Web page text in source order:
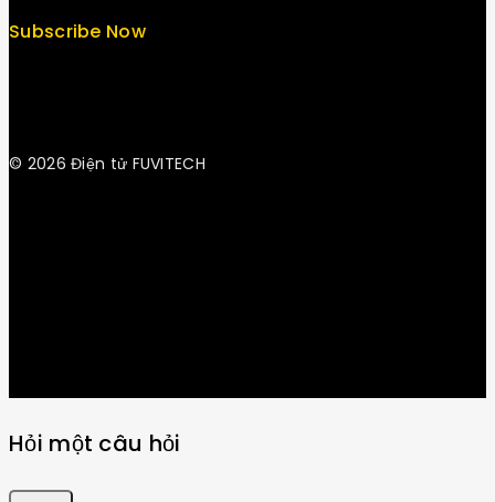
Subscribe Now
© 2026 Điện tử FUVITECH
Hỏi một câu hỏi